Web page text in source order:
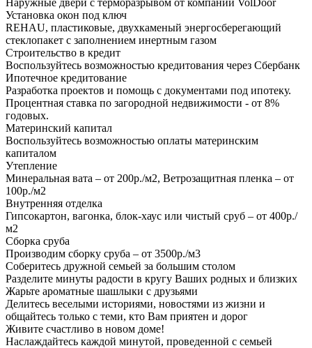
Наружные двери с терморазрывом от компании VolDoor
Установка окон под ключ
REHAU, пластиковые, двухкаменый энергосберегающий
стеклопакет с заполнением инертным газом
Строительство в кредит
Воспользуйтесь возможностью кредитования через Сбербанк
Ипотечное кредитование
Разработка проектов и помощь с документами под ипотеку.
Процентная ставка по загородной недвижимости - от 8%
годовых.
Материнский капитал
Воспользуйтесь возможностью оплаты материнским
капиталом
Утепление
Минеральная вата – от 200р./м2, Ветрозащитная пленка – от
100р./м2
Внутренняя отделка
Гипсокартон, вагонка, блок-хаус или чистый сруб – от 400р./
м2
Сборка сруба
Производим сборку сруба – от 3500р./м3
Соберитесь дружной семьей за большим столом
Разделите минуты радости в кругу Ваших родных и близких
Жарьте ароматные шашлыки с друзьями
Делитесь веселыми историями, новостями из жизни и
общайтесь только с теми, кто Вам приятен и дорог
Живите счастливо в новом доме!
Наслаждайтесь каждой минутой, проведенной с семьей